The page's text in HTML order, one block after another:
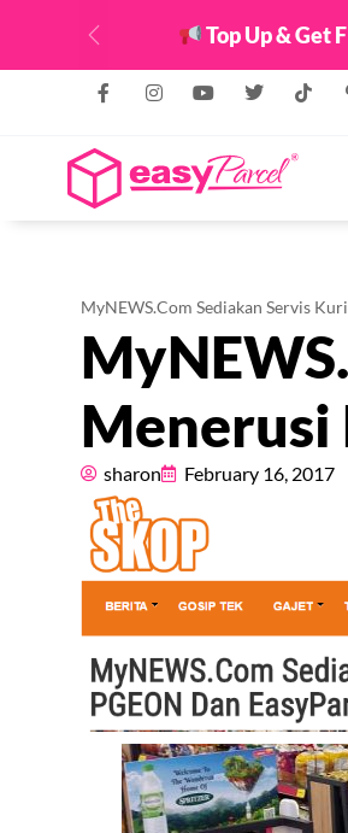
Top Up & Get
Previous
MyNEWS.Com Sediakan Servis
Menerusi
sharon February 16, 2017